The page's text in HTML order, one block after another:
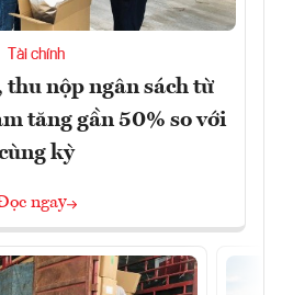
Tài chính
thu nộp ngân sách từ
tăng gần 50% so với
kỳ
ngay